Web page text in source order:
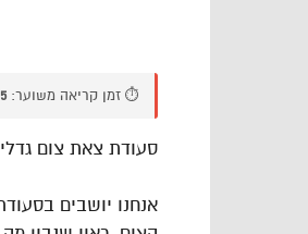
⏱️ זמן קריאה משוער: 5 דקות
סעודת צאת צום
אנחנו יושבים